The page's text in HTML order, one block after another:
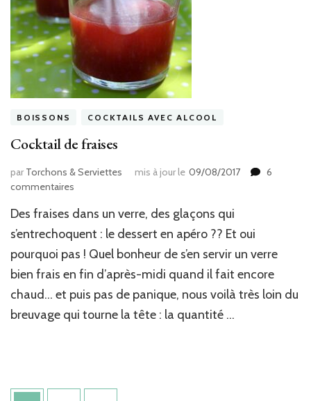
BOISSONS COCKTAILS AVEC ALCOOL
Cocktail de fraises
par Torchons & Serviettes mis à jour le 09/08/2017
6
commentaires
de
fraises
Des fraises dans un verre, des glaçons qui
s’entrechoquent : le dessert en apéro ?? Et oui
pourquoi pas ! Quel bonheur de s’en servir un verre
bien frais en fin d’après-midi quand il fait encore
chaud… et puis pas de panique, nous voilà très loin du
breuvage qui tourne la tête : la quantité …